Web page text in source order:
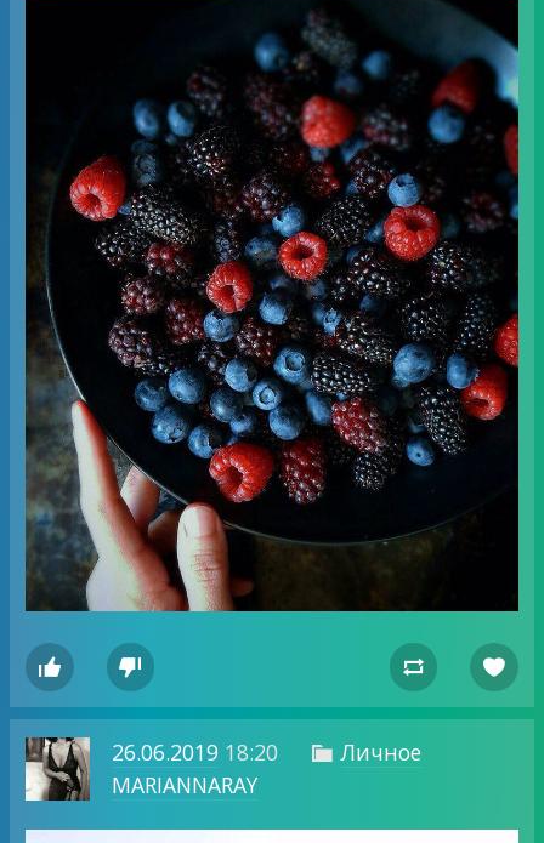
   
26.06.201918:20  Личное
MARIANNARAY